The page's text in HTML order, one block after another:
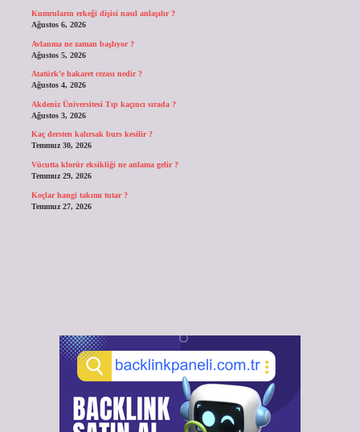
Kumruların erkeği dişisi nasıl anlaşılır ?
Ağustos 6, 2026
Avlanma ne zaman başlıyor ?
Ağustos 5, 2026
Atatürk’e hakaret cezası nedir ?
Ağustos 4, 2026
Akdeniz Üniversitesi Tıp kaçıncı sırada ?
Ağustos 3, 2026
Kaç dersten kalırsak burs kesilir ?
Temmuz 30, 2026
Vücutta klorür eksikliği ne anlama gelir ?
Temmuz 29, 2026
Koçlar hangi takımı tutar ?
Temmuz 27, 2026